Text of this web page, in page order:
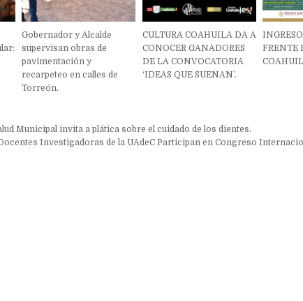
Gobernador y Alcalde
supervisan obras de
pavimentación y
recarpeteo en calles de
Torreón.
CULTURA COAHUILA DA A
CONOCER GANADORES
DE LA CONVOCATORIA
‘IDEAS QUE SUENAN’.
FRENTE
Municipal invita a plática sobre el cuidado de los dientes.
Investigadoras de la UAdeC Participan en Congreso